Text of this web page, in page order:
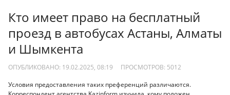
Кто имеет право на бесплатный
проезд в автобусах Астаны, Алматы
и Шымкента
ОПУБЛИКОВАНО: 19.02.2025, 08:19 ПРОСМОТРОВ: 5012
Условия предоставления таких преференций различаются.